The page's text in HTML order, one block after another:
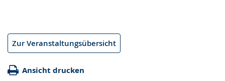
Zur Veranstaltungsübersicht
Ansicht drucken